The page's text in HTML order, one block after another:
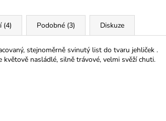
(4) Podobné (3) Diskuze
stejnoměrně svinutý list do tvaru jehliček .
květově nasládlé, silně trávové, velmi svěží chuti.